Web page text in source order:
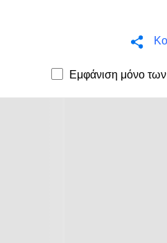
Εμφάνιση μόνο